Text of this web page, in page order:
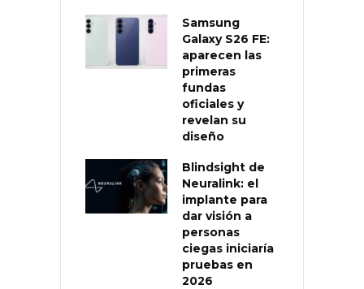
Samsung
Galaxy S26 FE:
aparecen las
primeras
fundas
oficiales y
revelan su
diseño
Blindsight de
Neuralink: el
implante para
dar visión a
personas
ciegas iniciaría
pruebas en
2026